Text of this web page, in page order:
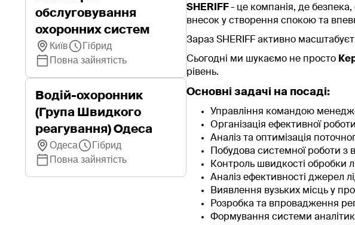
обслуговування
охоронних систем
Київ
Гібрид
Повна зайнятість
Водій-охоронник
(Група Швидкого
реагування) Одеса
Одеса
Гібрид
Повна зайнятість
SHERIFF- це компанія, де безпека,
внесок у створення спокою та
Зараз SHERIFF активно
Сьогодні ми шукаємо не просто
рівень.
Основні задачі на посаді:
Управління командою
Організація ефективної
Аналіз та оптимізація
Побудова системної роботи
Контроль швидкості обробки
Аналіз ефективності джерел
Виявлення вузьких місць у
Розробка та впровадження
Формування системи